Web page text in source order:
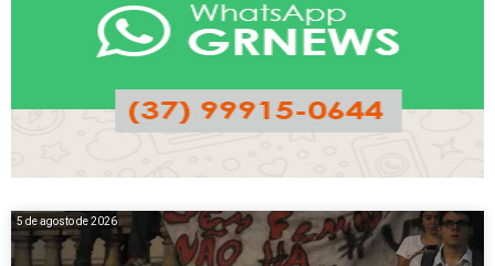
5 de agosto de 2026